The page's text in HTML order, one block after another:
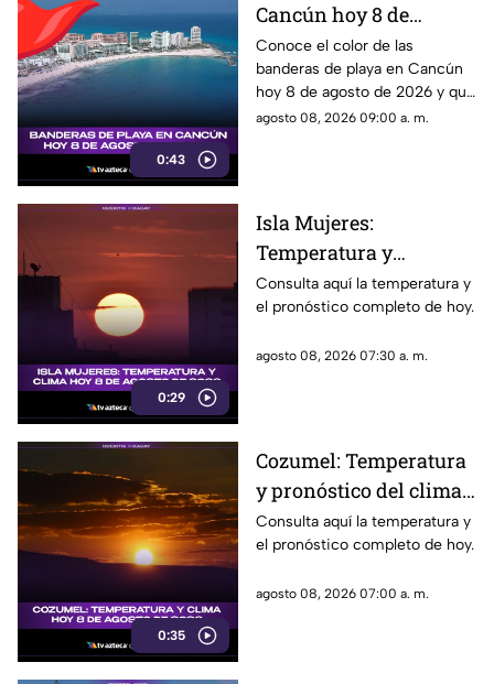
0:43
Cancún hoy 8 de
agosto: ¿qué color
ondea y qué significa?
Conoce el color de las
banderas de playa en Cancún
hoy 8 de agosto de 2026 y qué
significa para los visitantes.
agosto 08, 2026 09:00 a. m.
0:29
Isla Mujeres:
Temperatura y
pronóstico del clima
para hoy, 8 de agosto de
Consulta aquí la temperatura y
el pronóstico completo de hoy.
agosto 08, 2026 07:30 a. m.
0:35
Cozumel: Temperatura
y pronóstico del clima
para hoy, 8 de agosto de
2026
Consulta aquí la temperatura y
el pronóstico completo de hoy.
agosto 08, 2026 07:00 a. m.